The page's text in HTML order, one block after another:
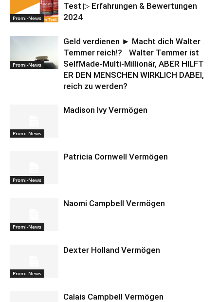
Promi-News
Test ▷ Erfahrungen & Bewertungen
2024
Promi-News
Geld verdienen ► Macht dich Walter
Temmer reich!? Walter Temmer ist
SelfMade-Multi-Millionär, ABER HILFT
ER DEN MENSCHEN WIRKLICH DABEI,
reich zu werden?
Promi-News
Madison Ivy Vermögen
Promi-News
Patricia Cornwell Vermögen
Promi-News
Naomi Campbell Vermögen
Promi-News
Dexter Holland Vermögen
Calais Campbell Vermögen